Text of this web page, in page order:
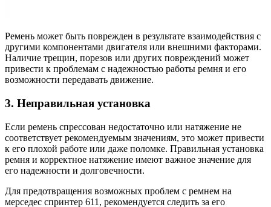
Ремень может быть поврежден в результате взаимодействия с
другими компонентами двигателя или внешними факторами.
Наличие трещин, порезов или других повреждений может
привести к проблемам с надежностью работы ремня и его
возможности передавать движение.
3. Неправильная установка
Если ремень спрессован недостаточно или натяжение не
соответствует рекомендуемым значениям, это может привести
к его плохой работе или даже поломке. Правильная установка
ремня и корректное натяжение имеют важное значение для
его надежности и долговечности.
Для предотвращения возможных проблем с ремнем на
мерседес спринтер 611, рекомендуется следить за его